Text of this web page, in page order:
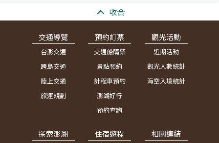
收合
交通導覽
台澎交通
跨島交通
陸上交通
旅運規劃
預約訂票
交通船購票
景點預約
計程車預約
澎湖好行
預約查詢
觀光活動
近期活動
觀光人數統計
海空入境統計
探索澎湖 住宿遊程 相關連結